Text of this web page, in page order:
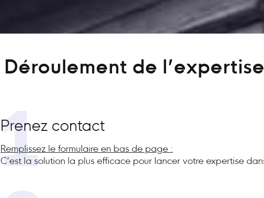
Déroulement de
1
Prenez contact
Remplissez le formulaire en bas de page :
C’est la solution la plus efficace pour lancer votre expertise